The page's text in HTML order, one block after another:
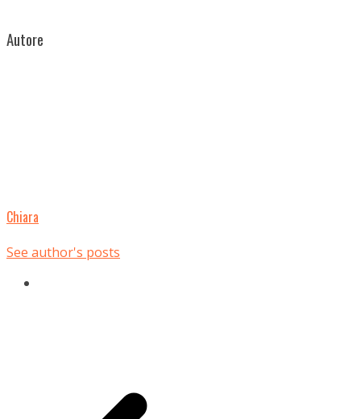
Autore
Chiara
See author's posts